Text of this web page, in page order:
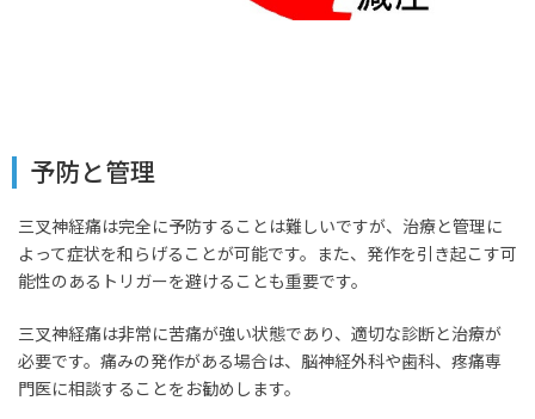
予防と管理
三叉神経痛は完全に予防することは難しいですが、治療と管理に
よって症状を和らげることが可能です。また、発作を引き起こす可
能性のあるトリガーを避けることも重要です。
三叉神経痛は非常に苦痛が強い状態であり、適切な診断と治療が
必要です。痛みの発作がある場合は、脳神経外科や歯科、疼痛専
門医に相談することをお勧めします。